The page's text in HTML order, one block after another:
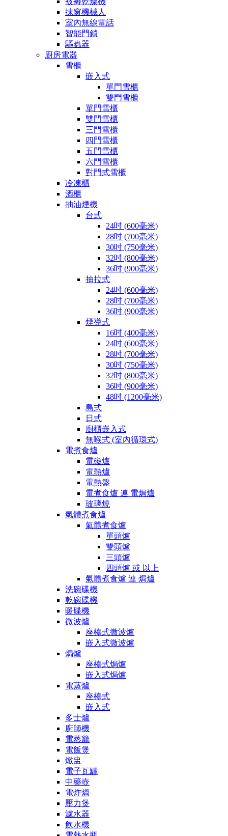
抹窗機械人
室內無線電話
智能門鎖
驅蟲器
廚房電器
雪櫃
嵌入式
單門雪櫃
雙門雪櫃
單門雪櫃
雙門雪櫃
三門雪櫃
四門雪櫃
五門雪櫃
六門雪櫃
對門式雪櫃
冷凍櫃
酒櫃
抽油煙機
台式
24吋 (600毫米)
28吋 (700毫米)
30吋 (750毫米)
32吋 (800毫米)
36吋 (900毫米)
抽拉式
24吋 (600毫米)
28吋 (700毫米)
36吋 (900毫米)
煙導式
16吋 (400毫米)
24吋 (600毫米)
28吋 (700毫米)
30吋 (750毫米)
32吋 (800毫米)
36吋 (900毫米)
48吋 (1200毫米)
島式
日式
廚櫃嵌入式
無喉式 (室內循環式)
電煮食爐
電磁爐
電熱爐
電熱盤
電煮食爐 連 電焗爐
玻璃燒
氣體煮食爐
氣體煮食爐
單頭爐
雙頭爐
三頭爐
四頭爐 或 以上
氣體煮食爐 連 焗爐
洗碗碟機
乾碗碟機
暖碟機
微波爐
座檯式微波爐
嵌入式微波爐
焗爐
座檯式焗爐
嵌入式焗爐
電蒸爐
座檯式
嵌入式
多士爐
廚師機
電蒸籠
電飯煲
燉盅
電子瓦罉
中藥壺
電炸煱
壓力煲
濾水器
飲水機